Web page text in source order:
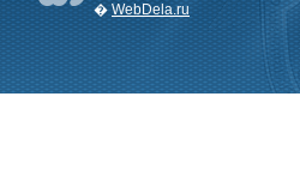
�WebDela.ru